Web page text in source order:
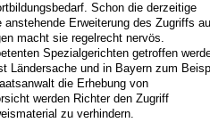
Schon die derzeitige
Erweiterung des Zugriffs
macht sie regelrecht nervös.
Spezialgerichten getroffen
Ländersache und in Bayern zum
die Erhebung von
werden Richter den Zugriff
zu verhindern.